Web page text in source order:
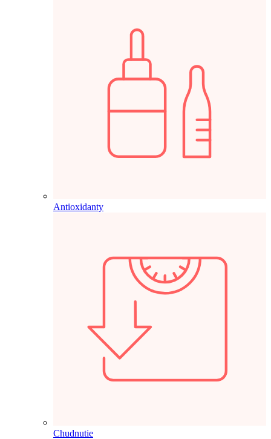
Antioxidanty
Chudnutie